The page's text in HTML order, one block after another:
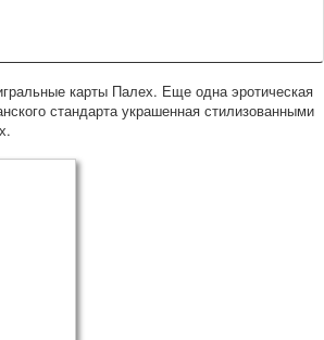
карты Палех. Еще одна эротическая
стандарта украшенная стилизованными